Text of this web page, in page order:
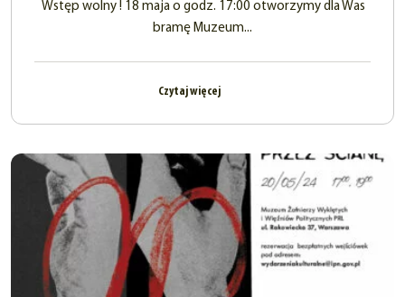
Wstęp wolny ! 18 maja o godz. 17:00 otworzymy dla Was
bramę Muzeum...
Czytaj więcej